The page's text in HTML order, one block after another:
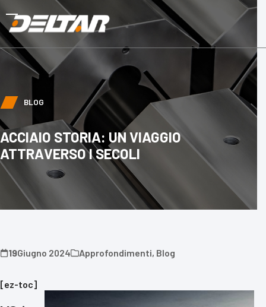
to
content
Open
mobile
menu
Close
mobile
menu
BLOG
ACCIAIO STORIA: UN VIAGGIO
ATTRAVERSO I SECOLI
19Giugno 2024 Approfondimenti, Blog
[ez-toc]